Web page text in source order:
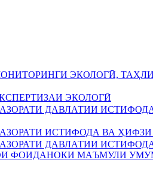
ЭКОЛОГӢ,
ЭКОЛОГӢ
ДАВЛАТИИ
ИСТИФОДА ВА
ДАВЛАТИИ
ФОИДАНОКИ МАЪМУЛИ